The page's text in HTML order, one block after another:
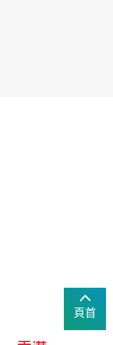
頁首